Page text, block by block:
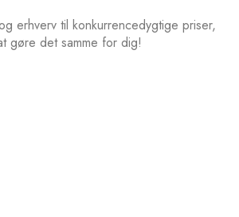
erhverv til konkurrencedygtige priser,
gøre det samme for dig!